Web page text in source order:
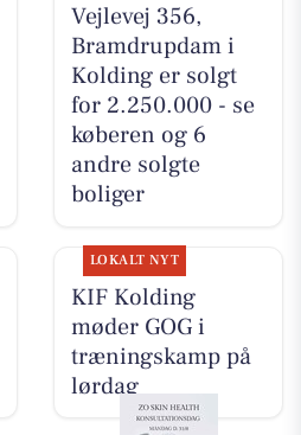
Vejlevej 356,
Bramdrupdam i
Kolding er solgt
for 2.250.000 - se
køberen og 6
andre solgte
boliger
LOKALT NYT
KIF Kolding
møder GOG i
træningskamp på
lørdag